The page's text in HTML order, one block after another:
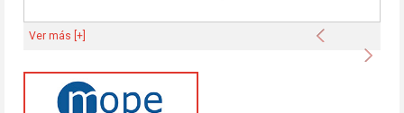
Anterior
Ver más [+]